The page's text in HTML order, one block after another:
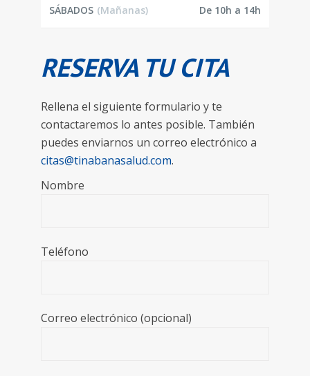
SÁBADOS (Mañanas) De 10h a 14h
RESERVA TU CITA
Rellena el siguiente formulario y te
contactaremos lo antes posible. También
puedes enviarnos un correo electrónico a
citas@tinabanasalud.com.
Nombre
Teléfono
Correo electrónico (opcional)